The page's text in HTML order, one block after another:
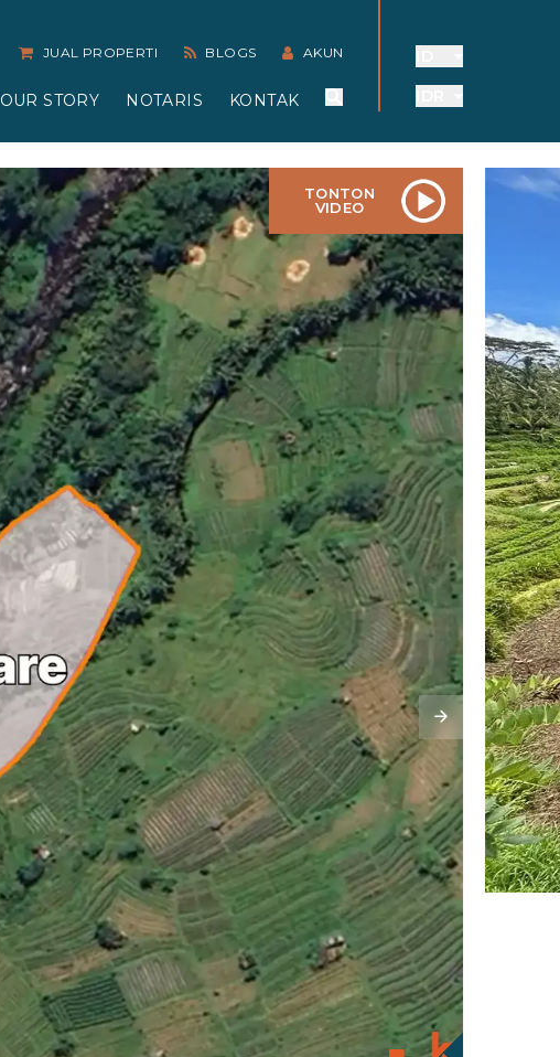
JUAL PROPERTI BLOGS AKUN
OUR STORY NOTARIS KONTAK
TONTON
VIDEO